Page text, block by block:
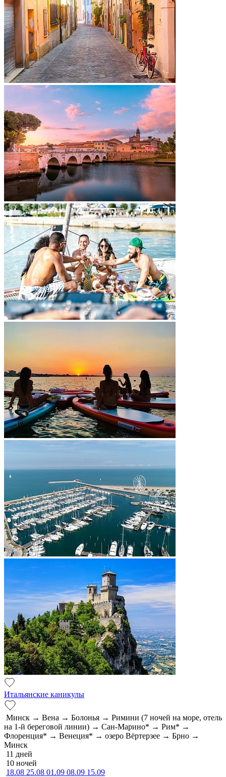
Итальянские каникулы
Минск → Вена → Болонья → Римини (7 ночей на море, отель
на 1-й береговой линии) → Сан-Марино* → Рим* →
Флоренция* → Венеция* → озеро Вёртерзее → Брно →
Минск
11 дней
10 ночей
18.08 25.08 01.09 08.09 15.09